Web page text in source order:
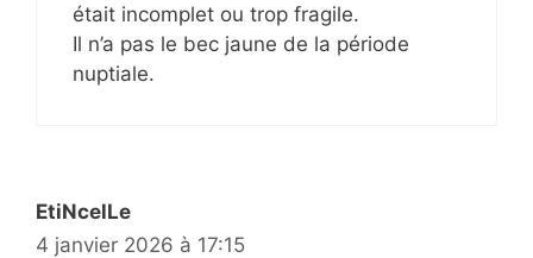
était incomplet ou trop fragile.
Il n’a pas le bec jaune de la période
nuptiale.
EtiNcelLe
4 janvier 2026 à 17:15